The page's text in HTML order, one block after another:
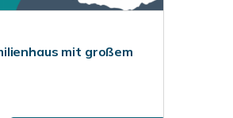
mit großem